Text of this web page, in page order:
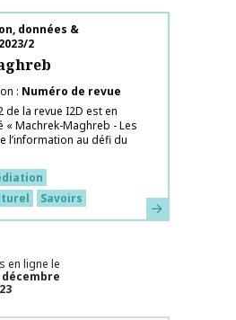
données &
2
Numéro de revue
de la revue I2D est en
« Machrek-Maghreb - Les
l’information au défi du
Savoirs En savoir plus
en ligne le
décembre